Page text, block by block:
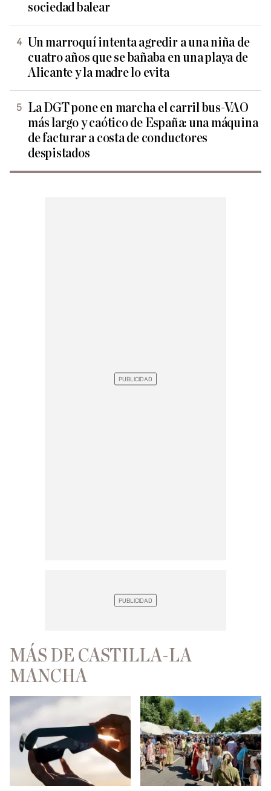
sociedad balear
Un marroquí intenta agredir a una niña de
cuatro años que se bañaba en una playa de
Alicante y la madre lo evita
La DGT pone en marcha el carril bus-VAO
más largo y caótico de España: una máquina
de facturar a costa de conductores
despistados
MÁS DE CASTILLA-LA
MANCHA